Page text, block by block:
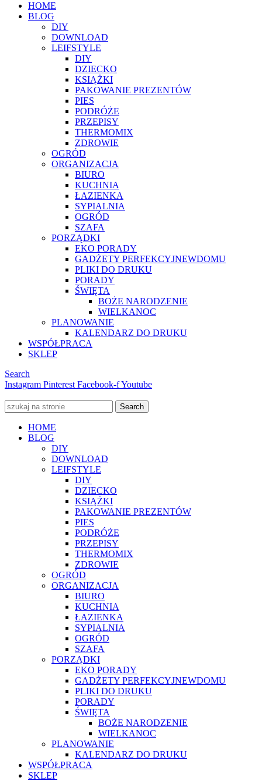
HOME
BLOG
DIY
DOWNLOAD
LEIFSTYLE
DIY
DZIECKO
KSIĄŻKI
PAKOWANIE PREZENTÓW
PIES
PODRÓŻE
PRZEPISY
THERMOMIX
ZDROWIE
OGRÓD
ORGANIZACJA
BIURO
KUCHNIA
ŁAZIENKA
SYPIALNIA
OGRÓD
SZAFA
PORZĄDKI
EKO PORADY
GADŻETY PERFEKCYJNEWDOMU
PLIKI DO DRUKU
PORADY
ŚWIĘTA
BOŻE NARODZENIE
WIELKANOC
PLANOWANIE
KALENDARZ DO DRUKU
WSPÓŁPRACA
SKLEP
Search
Instagram Pinterest Facebook-fYoutube
Search
HOME
BLOG
DIY
DOWNLOAD
LEIFSTYLE
DIY
DZIECKO
KSIĄŻKI
PAKOWANIE PREZENTÓW
PIES
PODRÓŻE
PRZEPISY
THERMOMIX
ZDROWIE
OGRÓD
ORGANIZACJA
BIURO
KUCHNIA
ŁAZIENKA
SYPIALNIA
OGRÓD
SZAFA
PORZĄDKI
EKO PORADY
GADŻETY PERFEKCYJNEWDOMU
PLIKI DO DRUKU
PORADY
ŚWIĘTA
BOŻE NARODZENIE
WIELKANOC
PLANOWANIE
KALENDARZ DO DRUKU
WSPÓŁPRACA
SKLEP